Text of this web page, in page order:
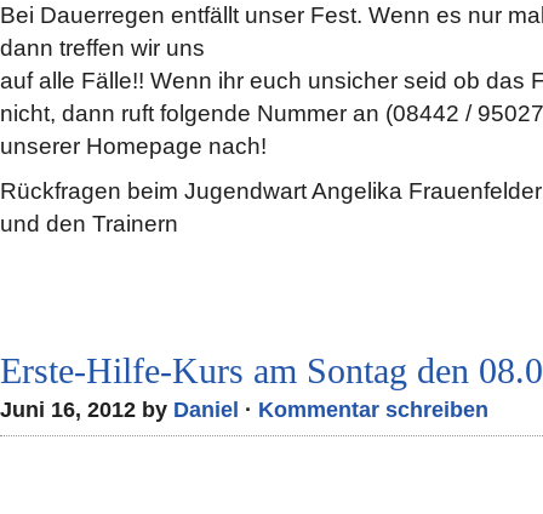
Bei Dauerregen entfällt unser Fest. Wenn es nur
dann treffen wir uns
auf alle Fälle!! Wenn ihr euch unsicher seid ob das
nicht, dann ruft folgende Nummer an (08442 /
unserer Homepage nach!
Rückfragen beim Jugendwart Angelika
und den Trainern
Erste-Hilfe-Kurs am Sontag den
Juni 16, 2012 by Daniel · Kommentar schreiben